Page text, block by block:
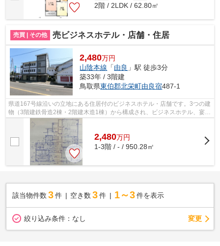
2階 / 2LDK / 62.80㎡
売買 | その他 売ビジネスホテル・店舗・住居
2,480万円
山陰本線 「由良 」駅 徒歩3分
築33年 / 3階建
鳥取県東伯郡北栄町由良宿487-1
県道167号線沿いの立地にある住居付のビジネスホテル・店舗です。3つの建
物（3階建鉄骨造2棟・2階建木造1棟）から構成され、ビジネスホテル、宴会
場、店舗、住居の設備を有しておりま...
2,480万円
1-3階 / - / 950.28㎡
該当物件数 3件 空き数 3 件 1～3 件を表示
絞り込み条件： なし 変更